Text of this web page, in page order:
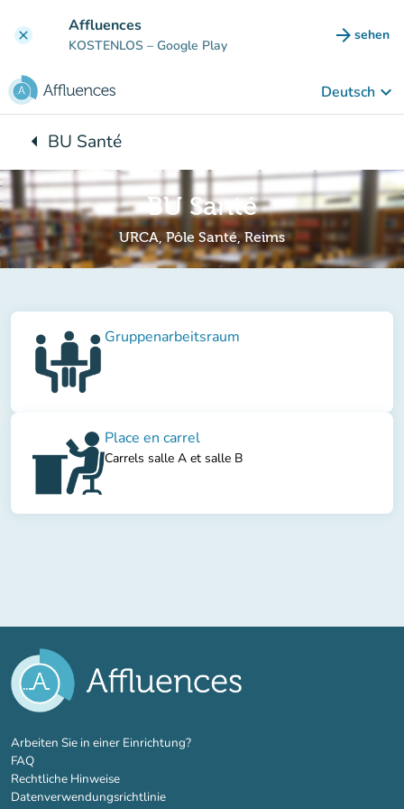
clear Affluences
KOSTENLOS – Google Play arrow_forward sehen
(new
Deutsch keyboard_arrow_down
arrow_leftZurück zu:
BU Santé
BU Santé
URCA, Pôle Santé, Reims
Gruppenarbeitsraum
Place en carrel
Carrels salle A et salle B
Arbeiten Sie in einer Einrichtung?(new tab)
FAQ
Rechtliche Hinweise
Datenverwendungsrichtlinie